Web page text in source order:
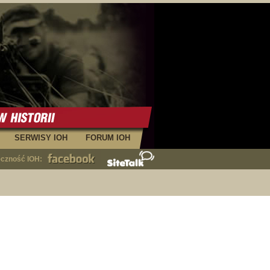
FORUM IOH
SERWISY IOH
IOH: